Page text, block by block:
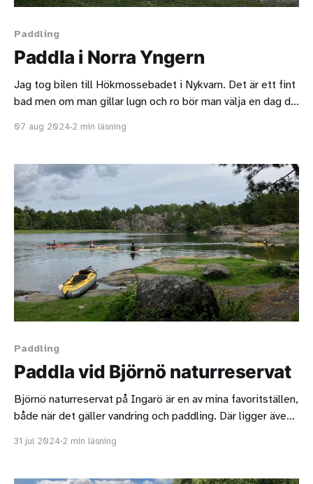
Paddling
Paddla i Norra Yngern
Jag tog bilen till Hökmossebadet i Nykvarn. Det är ett fint
bad men om man gillar lugn och ro bör man välja en dag då
som flyter in genom Nykvarn. Parkeringen är hyfsat stor
07 aug 2024 2 min läsning
Paddling
Paddla vid Björnö naturreservat
Björnö naturreservat på Ingarö är en av mina favoritställen,
både när det gäller vandring och paddling. Där ligger även
naturreservatets parkering och gå sedan till Kajakeriets
31 jul 2024 2 min läsning